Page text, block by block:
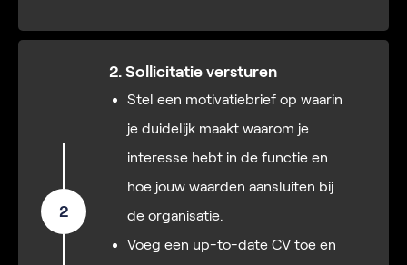
2
2. Sollicitatie versturen
Stel een motivatiebrief op waarin
je duidelijk maakt waarom je
interesse hebt in de functie en
hoe jouw waarden aansluiten bij
de organisatie.
Voeg een up-to-date CV toe en